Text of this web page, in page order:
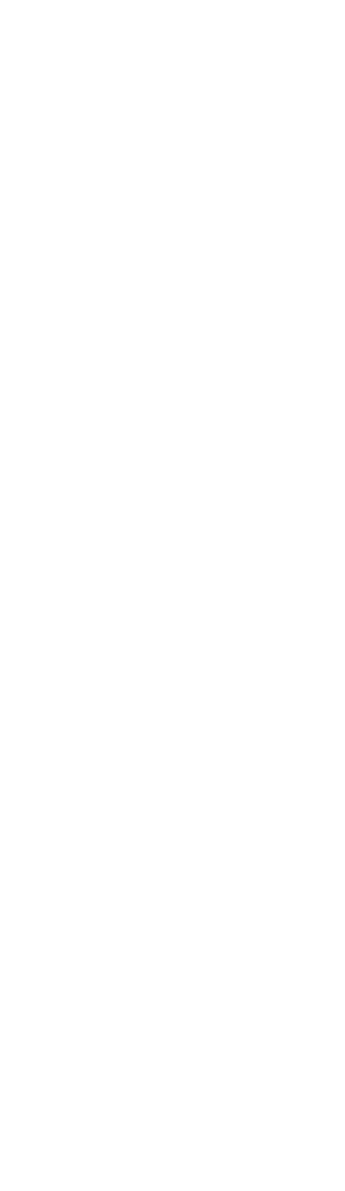
коктейлей, которые
покров, радующий глаз.
Смешайте все ингредиенты,
которые греют душу и любовью